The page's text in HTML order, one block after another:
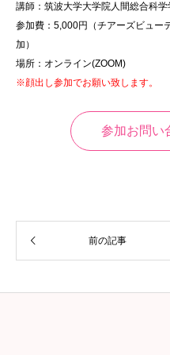
講師：筑波大学大学院人間総合科
参加費：5,000円（チアーズビュー
加）
場所：オンライン(ZOOM)
※顔出し参加でお願い致します。
参加お問い
前の記事